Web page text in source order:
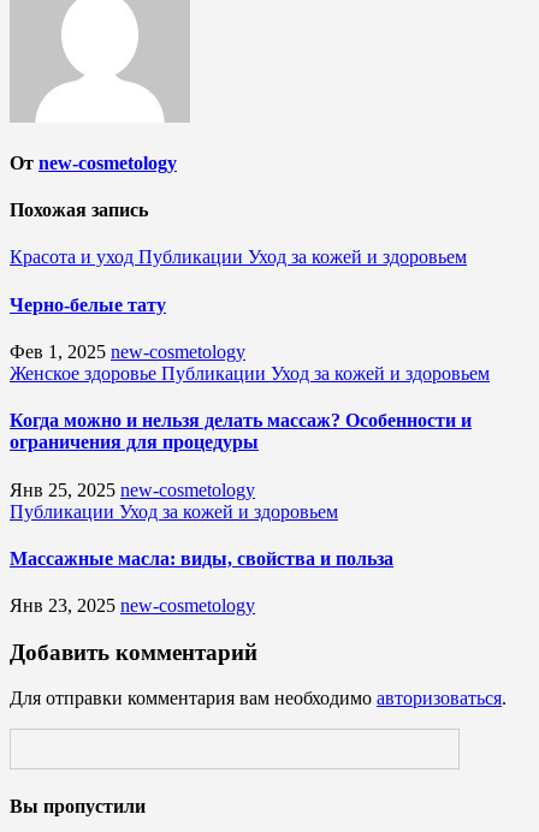
От new-cosmetology
Похожая запись
Красота и уход Публикации Уход за кожей и здоровьем
Черно-белые тату
Фев 1, 2025 new-cosmetology
Женское здоровье Публикации Уход за кожей и здоровьем
Когда можно и нельзя делать массаж? Особенности и
ограничения для процедуры
Янв 25, 2025 new-cosmetology
Публикации Уход за кожей и здоровьем
Массажные масла: виды, свойства и польза
Янв 23, 2025 new-cosmetology
Добавить комментарий
Для отправки комментария вам необходимо авторизоваться.
Вы пропустили